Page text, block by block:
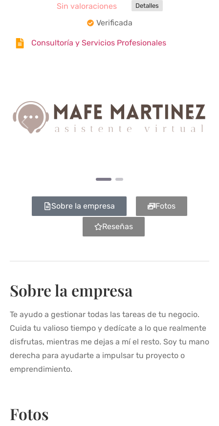
Sin valoraciones Detalles
Verificada
Consultoría y Servicios Profesionales
Anterior
Sobre la empresa Fotos
Reseñas
Sobre la empresa
Te ayudo a gestionar todas las tareas de tu negocio.
Cuida tu valioso tiempo y dedícate a lo que realmente
disfrutas, mientras me dejas a mí el resto. Soy tu mano
derecha para ayudarte a impulsar tu proyecto o
emprendimiento.
Fotos